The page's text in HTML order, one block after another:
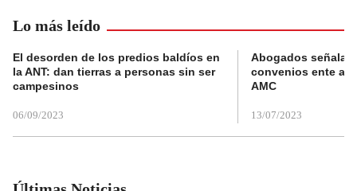
Lo más leído
El desorden de los predios baldíos en
la ANT: dan tierras a personas sin ser
campesinos
06/09/2023
Abogados
convenios ente
AMC
13/07/2023